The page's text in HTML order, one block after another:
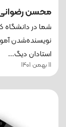
محسن
شما در دانشگاه
نویسنده‌شدن
استادان دیگ...
11 بهمن 1401